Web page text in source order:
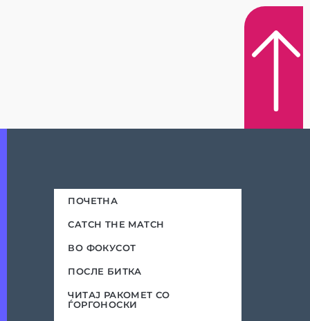
ПОЧЕТНА
CATCH THE MATCH
ВО ФОКУСОТ
ПОСЛЕ БИТКА
ЧИТАЈ РАКОМЕТ СО
ЃОРГОНОСКИ